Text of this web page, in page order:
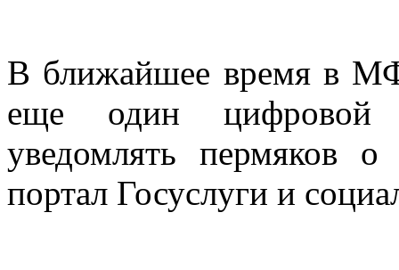
В ближайшее время в
еще один цифровой
уведомлять пермяков о
портал Госуслуги и